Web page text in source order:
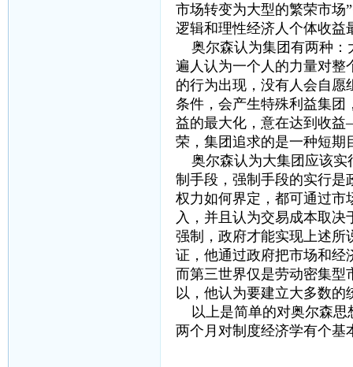
市场转变为大型的繁荣市场
逻辑和理性经济人个体收益
奥尔森认为集团有两种：
遍人认为一个人的力量对整
的行为出现，没有人会自愿
条件，会产生特殊利益集团
益的最大化，意在达到收
荣，集团追求的是一种短期
奥尔森认为大集团应该实
制手段，强制手段的实行是
权力如何界定，都可通过市
入，并且认为交易成本取
强制，政府才能实现上述所
证，他通过政府把市场和经
而第三世界仅是劳动密集型
以，他认为要建立大多数
以上是简单的对奥尔森思
两个月对制度经济学有个基